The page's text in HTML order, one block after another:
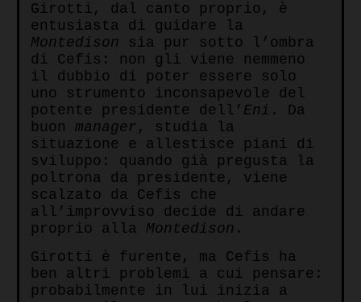
Girotti, dal canto proprio, è
entusiasta di guidare la
Montedison sia pur sotto l’ombra
di Cefis: non gli viene nemmeno
il dubbio di poter essere solo
uno strumento inconsapevole del
potente presidente dell’ Eni . Da
buon manager , studia la
situazione e allestisce piani di
sviluppo: quando già pregusta la
poltrona da presidente, viene
scalzato da Cefis che
all’improvviso decide di andare
proprio alla Montedison .
Girotti è furente, ma Cefis ha
ben altri problemi a cui pensare:
probabilmente in lui inizia a